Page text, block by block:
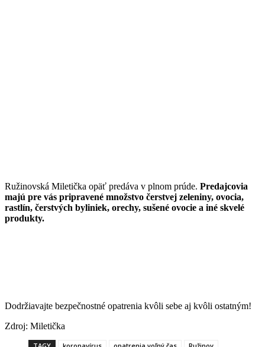
Ružinovská Miletička opäť predáva v plnom prúde. Predajcovia
majú pre vás pripravené množstvo čerstvej zeleniny, ovocia,
rastlín, čerstvých byliniek, orechy, sušené ovocie a iné skvelé
produkty.
Dodržiavajte bezpečnostné opatrenia kvôli sebe aj kvôli ostatným!
Zdroj: Miletička